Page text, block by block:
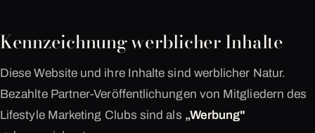
Kennzeichnung werblicher Inhalte
Diese Website und ihre Inhalte sind werblicher Natur.
Bezahlte Partner-Veröffentlichungen von Mitgliedern des
Lifestyle Marketing Clubs sind als „Werbung"